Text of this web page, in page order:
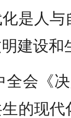
是人
建设和
全会《
的现